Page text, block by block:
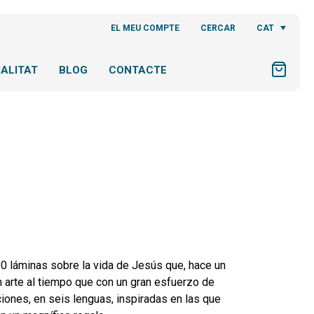
EL MEU COMPTE CERCAR CAT
BLOG CONTACTE
láminas sobre la vida de Jesús que, hace un
al tiempo que con un gran esfuerzo de
en seis lenguas, inspiradas en las que